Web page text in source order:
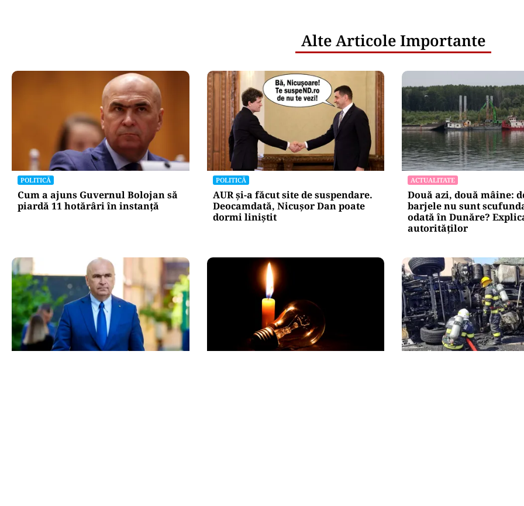
Alte Articole Importante
POLITICĂ
Cum a ajuns Guvernul Bolojan să
piardă 11 hotărâri în instanță
POLITICĂ
AUR și-a făcut site de suspendare.
Deocamdată, Nicușor Dan poate
dormi liniștit
ACTUALITATE
Două azi, două mâine:
barjele nu sunt
odată în Dunăre?
autorităților